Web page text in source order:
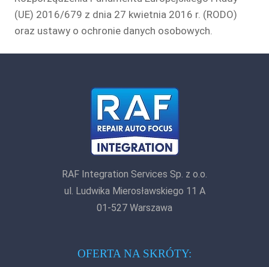
(UE) 2016/679 z dnia 27 kwietnia 2016 r. (RODO)
oraz ustawy o ochronie danych osobowych.
RAF Integration Services Sp. z o.o.
ul. Ludwika Mierosławskiego 11 A
01-527 Warszawa
OFERTA NA SKRÓTY: